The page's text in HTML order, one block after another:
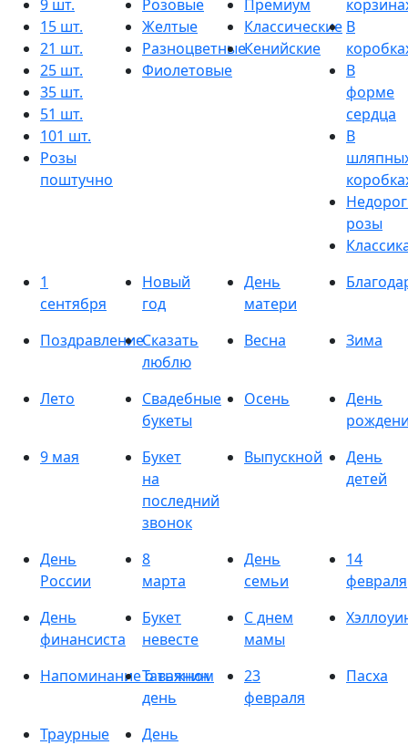
9 шт.
15 шт.
21 шт.
25 шт.
35 шт.
51 шт.
101 шт.
Розы
поштучно
Розовые
Желтые
Разноцветные
Фиолетовые
Премиум
Классические
Кенийские
В
В
форме
сердца
В
розы
1
сентября
Новый
год
День
матери
ПоздравлениеСказать
люблю
Весна Зима
Лето
Свадебные
букеты
Осень
День
9 мая
Букет
на
последний
звонок
Выпускной
День
детей
День
России
8
марта
День
семьи
14
февраля
День
финансиста
Букет
невесте
С днем
мамы
Напоминание о важном
Татьянин
день
23
февраля
Пасха
Траурные
День